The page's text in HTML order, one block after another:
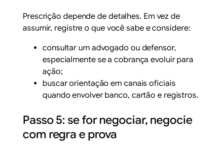
Prescrição depende de detalhes. Em vez de
assumir, registre o que você sabe e considere:
consultar um advogado ou defensor,
especialmente se a cobrança evoluir para
ação;
buscar orientação em canais oficiais
quando envolver banco, cartão e registros.
Passo 5: se for negociar, negocie
com regra e prova